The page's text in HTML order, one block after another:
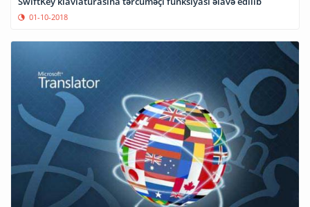
01-10-2018